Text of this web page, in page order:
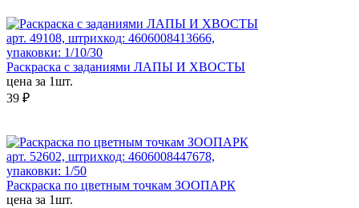
арт. 49108, штрихкод: 4606008413666,
упаковки: 1/10/30
Раскраска с заданиями ЛАПЫ И ХВОСТЫ
цена за 1шт.
39 ₽
арт. 52602, штрихкод: 4606008447678,
упаковки: 1/50
Раскраска по цветным точкам ЗООПАРК
цена за 1шт.